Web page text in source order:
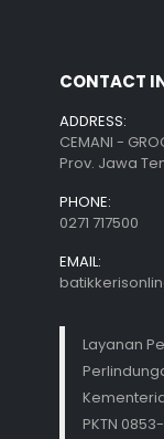
CONTACT
ADDRESS:
CEMANI -
Prov. Jawa
PHONE:
0271 717500
EMAIL:
Layanan
PKTN 0853-